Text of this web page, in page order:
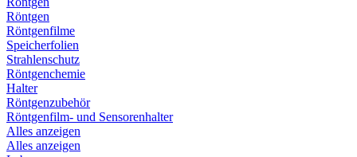
Röntgen
Röntgenfilme
Speicherfolien
Strahlenschutz
Röntgenchemie
Halter
Röntgenzubehör
Röntgenfilm- und Sensorenhalter
Alles anzeigen
Alles anzeigen